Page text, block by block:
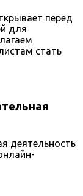
перед
для
стать
деятельность